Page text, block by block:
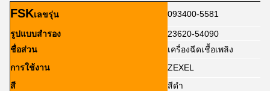
FSKเลขรุ่น 093400-5581
รูปแบบสํารอง
23620-54090
ชื่อส่วน
เครื่องฉีดเชื้อเพลิง
การใช้งาน
ZEXEL
สี
สีดํา